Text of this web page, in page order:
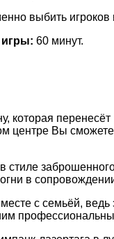
выбить игроков
60 минут.
которая
центре Вы
стиле
в
с семьёй,